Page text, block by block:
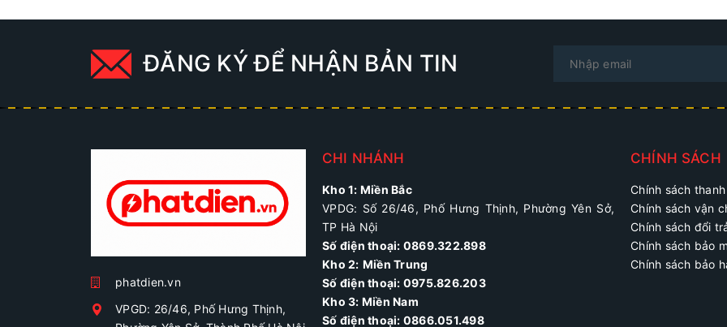
ĐĂNG KÝ ĐỂ NHẬN BẢN TIN
phatdien.vn
VPGD: 26/46, Phố Hưng Thịnh,
CHI NHÁNH
Kho 1: Miền Bắc
VPDG: Số 26/46, Phố Hưng Thịnh, Phường Yên Sở,
TP Hà Nội
Số điện thoại: 0869.322.898
Kho 2: Miền Trung
Số điện thoại: 0975.826.203
Kho 3: Miền Nam
Số điện thoại: 0866.051.498
CHÍNH SÁCH
Chính sách
Chính sách vận
Chính sách đổi
Chính sách bảo
Chính sách bảo